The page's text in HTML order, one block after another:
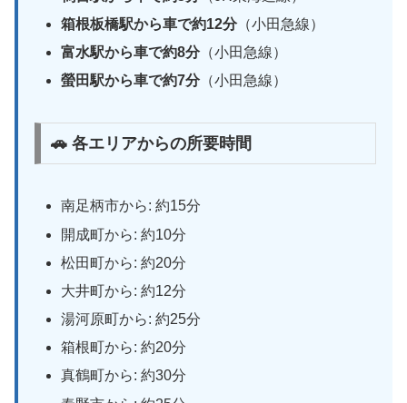
箱根板橋駅から車で約12分（小田急線）
富水駅から車で約8分（小田急線）
螢田駅から車で約7分（小田急線）
🚗 各エリアからの所要時間
南足柄市から: 約15分
開成町から: 約10分
松田町から: 約20分
大井町から: 約12分
湯河原町から: 約25分
箱根町から: 約20分
真鶴町から: 約30分